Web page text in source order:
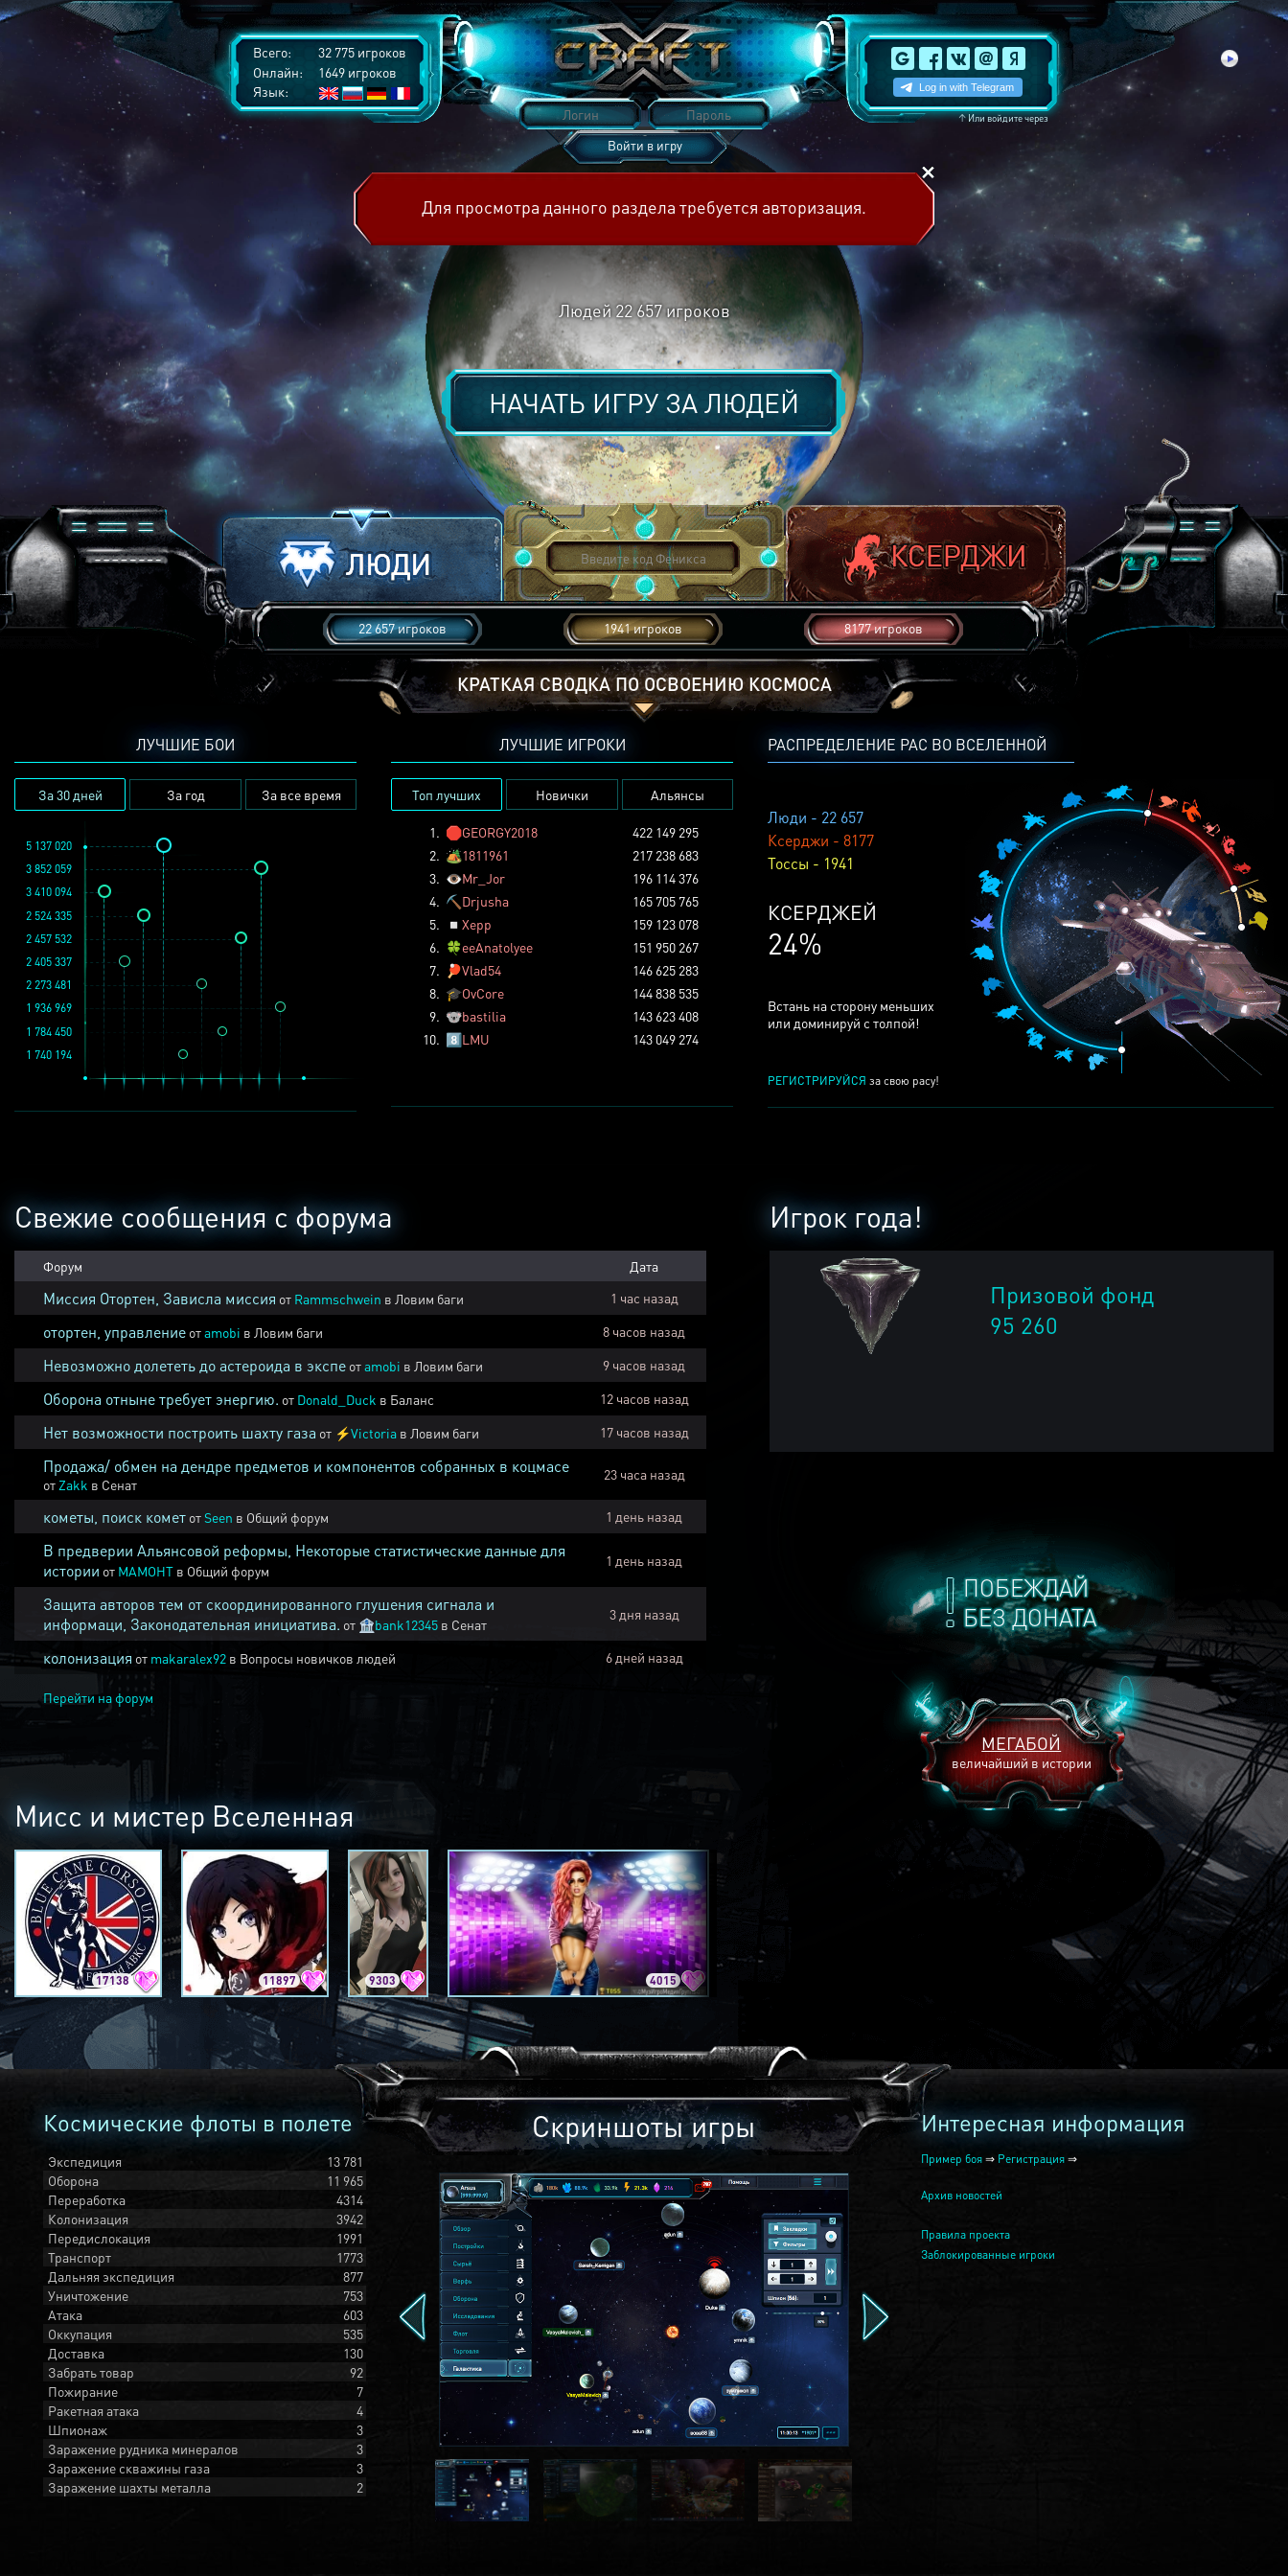
Всего:
32 775 игроков
Онлайн:
1649 игроков
Язык:
↑Или войдите через
Войти в игру
Для просмотра данного раздела требуется авторизация.
Людей 22 657игроков
НАЧАТЬ ИГРУ ЗАЛЮДЕЙ
22 657 игроков 1941 игроков 8177 игроков
КРАТКАЯ СВОДКА ПО ОСВОЕНИЮ КОСМОСА
РАСПРЕДЕЛЕНИЕ РАС ВО ВСЕЛЕННОЙ
Люди - 22 657
Ксерджи - 8177
Тоссы - 1941
КСЕРДЖЕЙ
24%
Встань на сторону меньших
или доминируй с толпой!
РЕГИСТРИРУЙСЯ за свою расу!
ЛУЧШИЕ БОИ
За 30 дней За год За все время
1 936 969
3 852 059
2 457 532
1 784 450
2 273 481
1 740 194
5 137 020
2 524 335
2 405 337
3 410 094
ЛУЧШИЕ ИГРОКИ
Топ лучших Новички Альянсы
1. 🛑GEORGY2018
422 149 295
2. 🏕️1811961
217 238 683
3. 👁️Mr_Jor
196 114 376
4. ⛏️ Drjusha
165 705 765
5.
◽ Xepp
159 123 078
6. 🍀eeAnatolyee
151 950 267
7.
🏓Vlad54
146 625 283
8. 🎓OvCore
144 838 535
9. 🐨bastilia
143 623 408
10. 8️⃣LMU 143 049 274
ПОБЕЖДАЙ
БЕЗ ДОНАТА
МЕГАБОЙ
величайший в истории
Игрок года!
Призовой фонд
95 260
Свежие сообщения с форума
Форум Дата
Миссия Отортен, Зависла миссия от Rammschwein в Ловим баги 1 час назад
отортен, управление отamobi в Ловим баги 8 часов назад
Невозможно долететь до астероида в экспе отamobi в Ловим баги 9 часов назад
Оборона отныне требует энергию. от Donald_Duck в Баланс 12 часов назад
Нет возможности построить шахту газа от ⚡Victoria в Ловим баги 17 часов назад
Продажа/ обмен на дендре предметов и компонентов собранных в коцмасе
от Zakk в Сенат
23 часа назад
кометы, поиск комет отSeen в Общий форум 1 день назад
В предверии Альянсовой реформы, Некоторые статистические данные для
истории от MAMOHT в Общий форум
1 день назад
Защита авторов тем от скоординированного глушения сигнала и
информаци, Законодательная инициатива. от 🏦bank12345 в Сенат
3 дня назад
колонизация от makaralex92 в Вопросы новичков людей 6 дней назад
Перейти на форум
Мисс и мистер Вселенная
17138 11897 9303 4015 2240
Космические флоты в полете
Экспедиция
13 781
Оборона
11 965
Переработка
4314
Колонизация
3942
Передислокация
1991
Транспорт
1773
Дальняя экспедиция
877
Уничтожение
753
Атака
603
Оккупация
535
Доставка
130
Забрать товар
92
Пожирание
7
Ракетная атака
4
Шпионаж
3
Заражение рудника минералов
3
Заражение скважины газа
3
Заражение шахты металла
2
Скриншоты игры Интересная информация
Пример боя ⇒ Регистрация ⇒
Архив новостей
Правила проекта
Заблокированные игроки